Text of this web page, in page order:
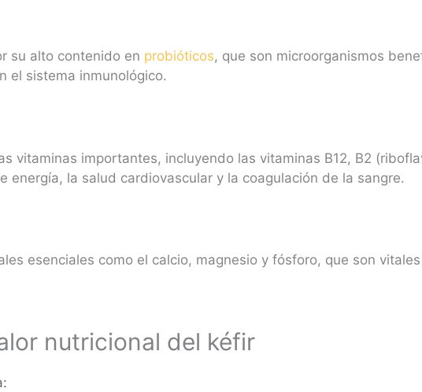
su alto contenido en probióticos, que son microorganismos
el sistema inmunológico.
vitaminas importantes, incluyendo las vitaminas B12, B2
energía, la salud cardiovascular y la coagulación de la sangre.
esenciales como el calcio, magnesio y fósforo, que son
nutricional del kéfir